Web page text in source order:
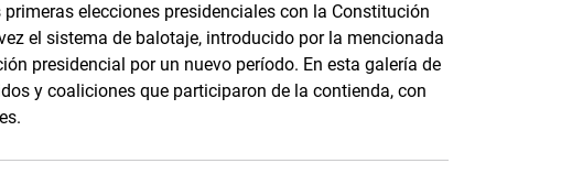
elecciones presidenciales con la Constitución
el sistema de balotaje, introducido por la mencionada
presidencial por un nuevo período. En esta galería de
y coaliciones que participaron de la contienda, con